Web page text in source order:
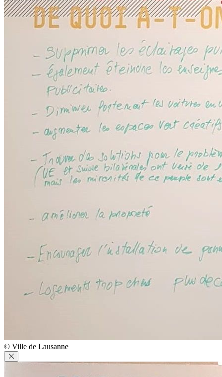
© Ville de Lausanne